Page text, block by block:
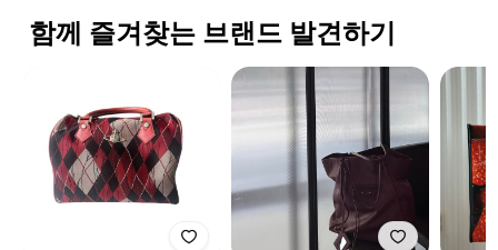
함께 즐겨찾는 브랜드 발견하기